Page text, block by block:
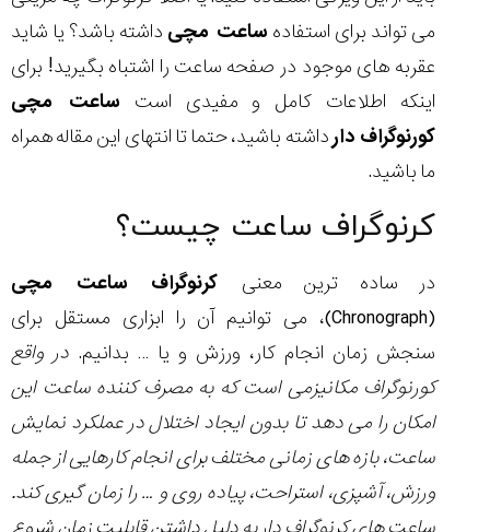
می تواند برای استفاده ساعت مچی داشته باشد؟ یا شاید
عقربه های موجود در صفحه ساعت را اشتباه بگیرید! برای
اینکه اطلاعات کامل و مفیدی است ساعت مچی
کورنوگراف دارداشته باشید، حتما تا انتهای این مقاله همراه
ما باشید.
کرنوگراف ساعت چیست؟
در ساده ترین معنی کرنوگراف ساعت مچی
(Chronograph)، می توانیم آن را ابزاری مستقل برای
سنجش زمان انجام کار، ورزش و یا … بدانیم. در واقع
کورنوگراف مکانیزمی است که به مصرف کننده ساعت این
امکان را می دهد تا بدون ایجاد اختلال در عملکرد نمایش
ساعت، بازه های زمانی مختلف برای انجام کارهایی از جمله
ورزش، آشپزی، استراحت، پیاده روی و … را زمان گیری کند.